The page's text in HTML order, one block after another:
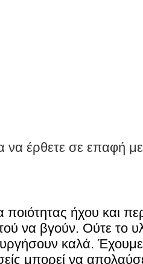
να έρθετε σε επαφή με
ήχου και
να βγούν. Ούτε το
καλά.
μπορεί να